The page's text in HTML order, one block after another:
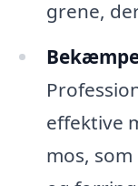
grene,
effektive
mos,